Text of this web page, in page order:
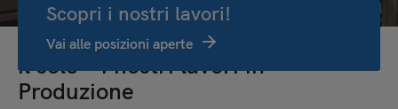
Scopri i nostri lavori!
Vai alle posizioni aperte
Una prospettiva splendente come
il sole – i nostri lavori in
Produzione